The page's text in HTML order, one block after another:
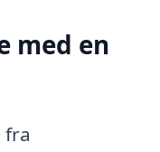
med en
fra